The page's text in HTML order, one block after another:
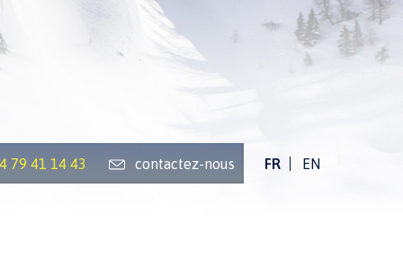
79 41 14 43 contactez-nous FR EN